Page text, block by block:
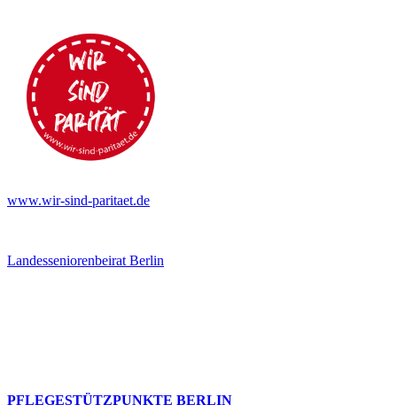
www.wir-sind-paritaet.de
Landesseniorenbeirat Berlin
PFLEGESTÜTZPUNKTE BERLIN